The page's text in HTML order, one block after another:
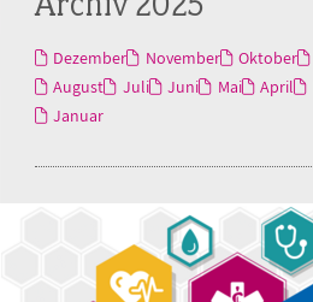
Dezember November Oktober
August
Juli Juni Mai April
Januar